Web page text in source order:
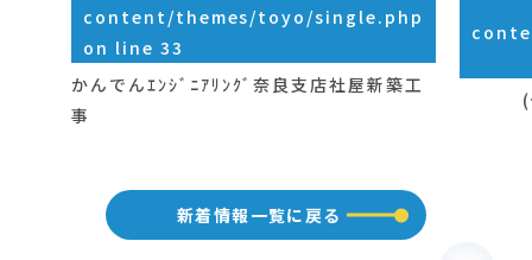
content/themes/toyo/single.php
on line 33
かんでんｴﾝｼﾞﾆｱﾘﾝｸﾞ奈良支店社屋新築工
事
新着情報一覧に戻る